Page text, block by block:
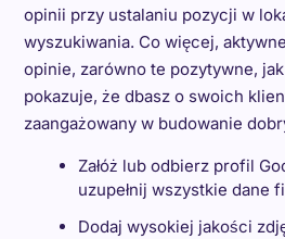
opinii przy ustalaniu pozycji w
wyszukiwania. Co więcej,
opinie, zarówno te pozytywne,
pokazuje, że dbasz o swoich
zaangażowany w budowanie
Załóż lub odbierz profil
uzupełnij wszystkie dane
Dodaj wysokiej jakości